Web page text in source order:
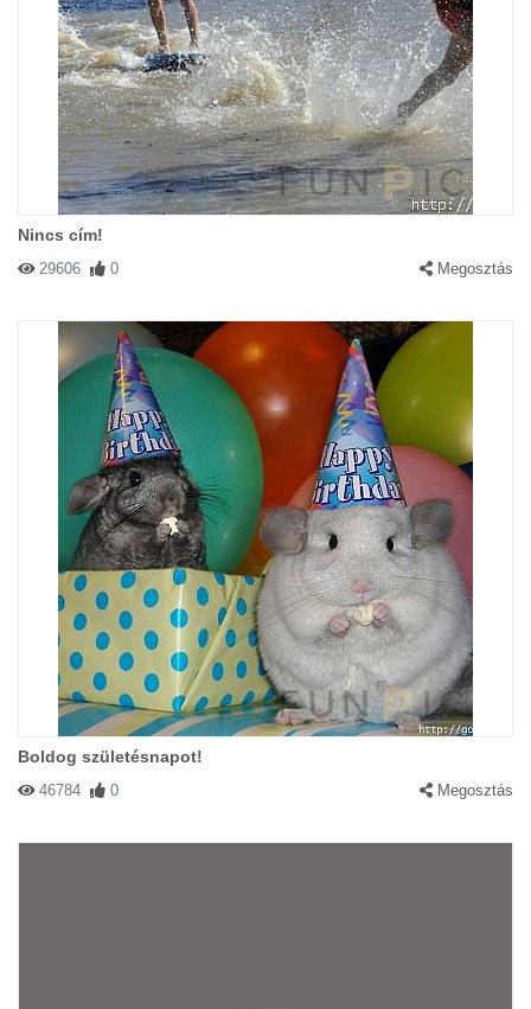
Nincs cím!
29606 0 Megosztás
Boldog születésnapot!
46784 0 Megosztás